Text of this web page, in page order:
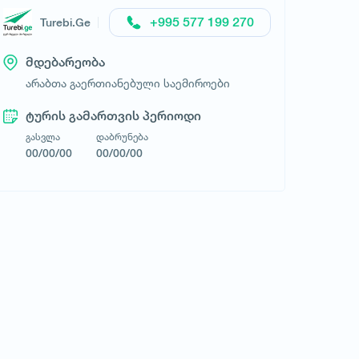
Turebi.Ge +995 577 199 270
მდებარეობა
არაბთა გაერთიანებული საემიროები
ტურის გამართვის პერიოდი
გასვლა
00/00/00
დაბრუნება
00/00/00